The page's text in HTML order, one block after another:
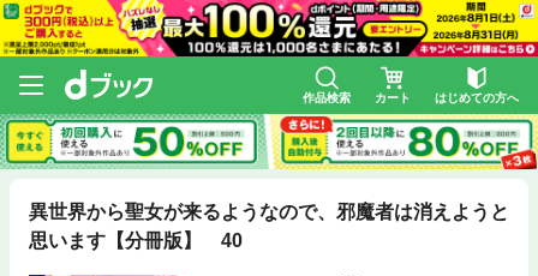
作品検索 カート はじめての方へ
異世界から聖女が来るようなので、邪魔者は消えようと
思います【分冊版】 40